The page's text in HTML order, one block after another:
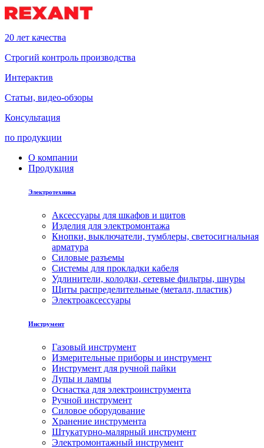
20 лет качества
Строгий контроль производства
Интерактив
Статьи, видео-обзоры
Консультация
по продукции
О компании
Продукция
Электротехника
Аксессуары для шкафов и щитов
Изделия для электромонтажа
Кнопки, выключатели, тумблеры, светосигнальная
арматура
Силовые разъемы
Системы для прокладки кабеля
Удлинители, колодки, сетевые фильтры, шнуры
Щиты распределительные (металл, пластик)
Электроаксессуары
Инструмент
Газовый инструмент
Измерительные приборы и инструмент
Инструмент для ручной пайки
Лупы и лампы
Оснастка для электроинструмента
Ручной инструмент
Силовое оборудование
Хранение инструмента
Штукатурно-малярный инструмент
Электромонтажный инструмент